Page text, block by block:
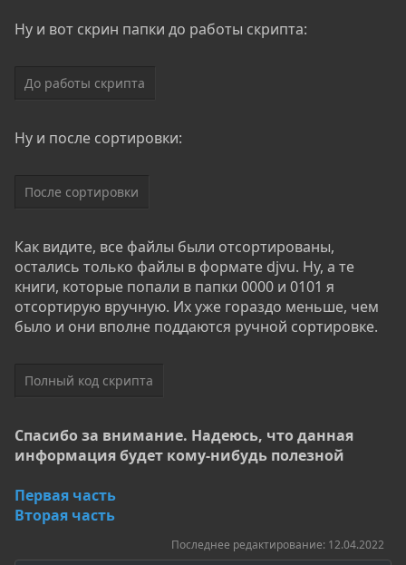
Ну и вот скрин папки до работы скрипта:
До работы скрипта
Ну и после сортировки:
После сортировки
Как видите, все файлы были отсортированы,
остались только файлы в формате djvu. Ну, а те
книги, которые попали в папки 0000 и 0101 я
отсортирую вручную. Их уже гораздо меньше, чем
было и они вполне поддаются ручной сортировке.
Полный код скрипта
Спасибо за внимание. Надеюсь, что данная
информация будет кому-нибудь полезной
Первая часть
Вторая часть
Последнее редактирование: 12.04.2022